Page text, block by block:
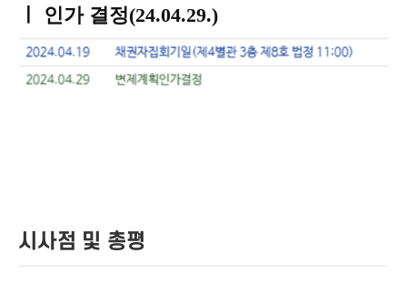
ㅣ 인가 결정(24.04.29.)
시사점 및 총평